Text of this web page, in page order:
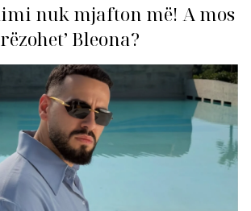
nuk mjafton më! A mos
Bleona?